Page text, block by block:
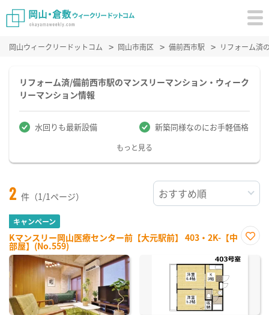
岡山ウィークリードットコム 岡山市南区 備前西市駅 リフォーム済
リフォーム済/備前西市駅のマンスリーマンション・ウィーク
リーマンション情報
水回りも最新設備 新築同様なのにお手軽価格
もっと見る
2 件（1/1ページ）
キャンペーン
Kマンスリー岡山医療センター前【大元駅前】 403・2K-【中
部屋】(No.559)
に入